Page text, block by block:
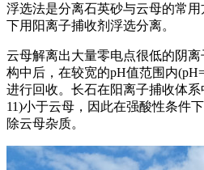
浮选法是分离石英砂与云母的常
下用阳离子捕收剂浮选分离。
云母解离出大量零电点很低的阴
构中后，在较宽的pH值范围内
进行回收。长石在阳离子捕收体
11)小于云母，因此在强酸性条件
除云母杂质。